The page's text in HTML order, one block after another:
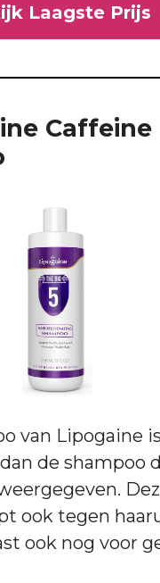
Laagste Prijs
Caffeine
van Lipogaine
de shampoo
ook tegen
ook nog voor